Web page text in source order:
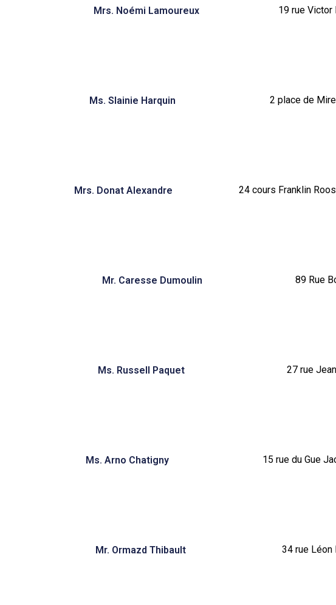
Mrs. Noémi Lamoureux 19 rue Victor
Ms. Slainie Harquin 2 place de
Mrs. Donat Alexandre 24 cours Franklin
Mr. Caresse Dumoulin 89 Rue
Ms. Russell Paquet 27 rue
Ms. Arno Chatigny 15 rue du Gue
Mr. Ormazd Thibault 34 rue Léon